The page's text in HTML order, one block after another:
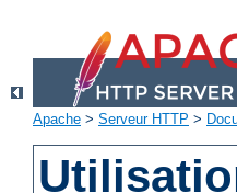
Apache > Serveur HTTP >